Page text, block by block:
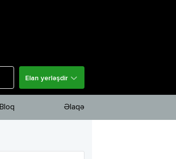
Elan yerləşdir
Bloq Əlaqə